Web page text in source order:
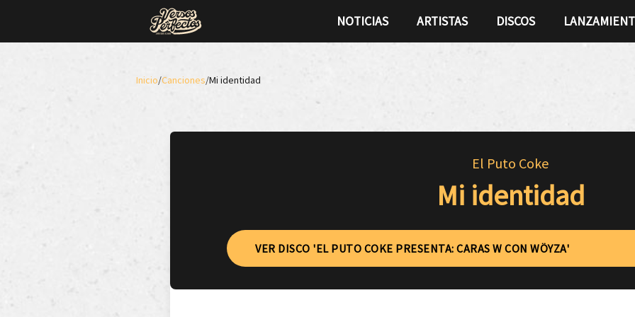
NOTICIAS ARTISTAS DISCOS
Inicio/Canciones/Mi identidad
El Puto Coke
Mi identidad
VER DISCO 'EL PUTO COKE PRESENTA: CARAS W CON WÖYZA'